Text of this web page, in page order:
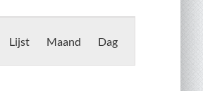
weergaven
Lijst Maand Dag